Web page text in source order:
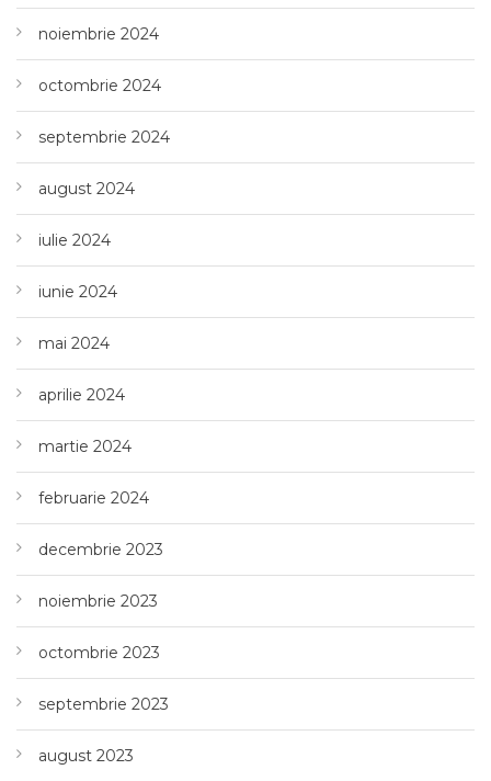
noiembrie 2024
octombrie 2024
septembrie 2024
august 2024
iulie 2024
iunie 2024
mai 2024
aprilie 2024
martie 2024
februarie 2024
decembrie 2023
noiembrie 2023
octombrie 2023
septembrie 2023
august 2023